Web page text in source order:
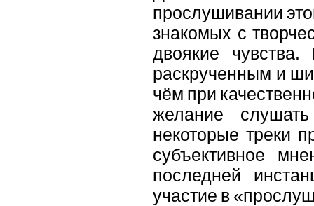
прослушивании
знакомых с
двоякие
раскрученным и
чём при
желание
некоторые треки
субъективное
последней
участие в